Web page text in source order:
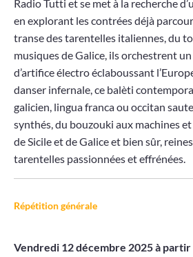
Radio Tutti et se met à la recherche
en explorant les contrées déjà
transe des tarentelles italiennes, du
musiques de Galice, ils orchestrent
d’artifice électro éclaboussant
danser infernale, ce balèti
galicien, lingua franca ou occitan
synthés, du bouzouki aux machines
de Sicile et de Galice et bien sûr,
tarentelles passionnées et effrénées.
Répétition générale
Vendredi 12 décembre 2025 à partir